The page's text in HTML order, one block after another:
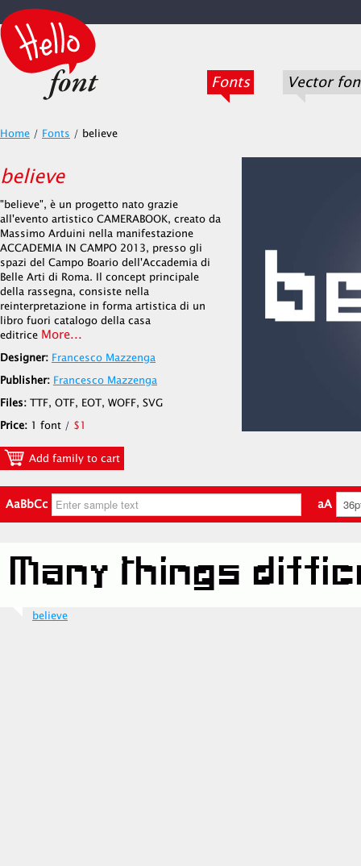
Fonts Vector
Home / Fonts / believe
believe
"believe", è un progetto nato grazie
all'evento artistico CAMERABOOK, creato da
Massimo Arduini nella manifestazione
ACCADEMIA IN CAMPO 2013, presso gli
spazi del Campo Boario dell'Accademia di
Belle Arti di Roma. Il concept principale
della rassegna, consiste nella
reinterpretazione in forma artistica di un
libro fuori catalogo della casa
editrice More...
Designer: Francesco Mazzenga
Publisher: Francesco Mazzenga
Files: TTF, OTF, EOT, WOFF, SVG
Price: 1 font / $1
Add family to cart
AaBbCc aA
believe